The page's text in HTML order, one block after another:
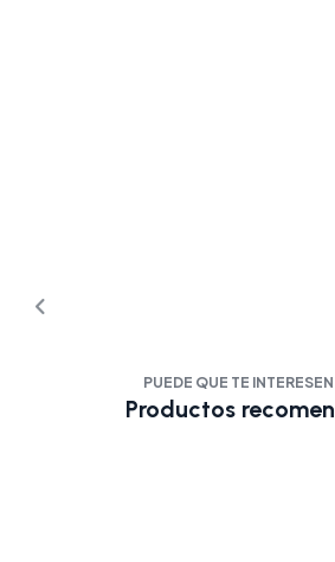
PUEDE QUE TE
Productos